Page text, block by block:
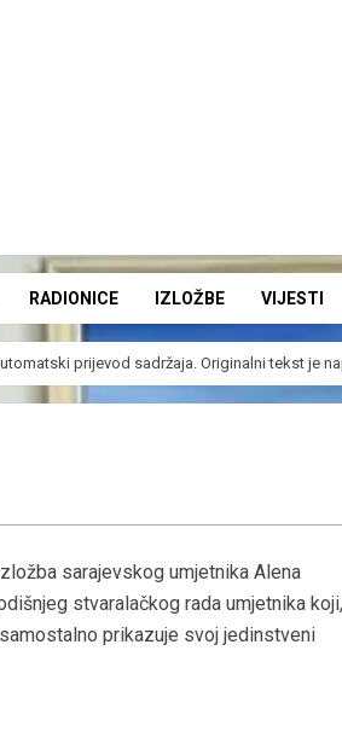
Secondary
Navigation
Menu
RADIONICE IZLOŽBE VIJESTI
prijevod sadržaja. Originalni tekst je
sarajevskog umjetnika Alena
stvaralačkog rada umjetnika
prikazuje svoj jedinstveni